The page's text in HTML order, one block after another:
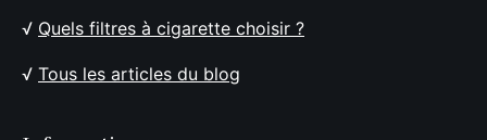
√ Quels filtres à cigarette choisir ?
√ Tous les articles du blog